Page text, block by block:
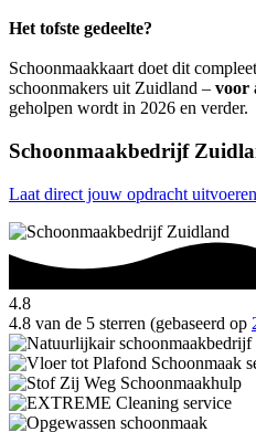
Het tofste gedeelte?
Schoonmaakkaart doet dit
schoonmakers uit Zuidland – voor
geholpen wordt in 2026 en verder.
Schoonmaakbedrijf
Laat direct jouw opdracht uitvoeren
4.8
4.8 van de 5 sterren (gebaseerd op